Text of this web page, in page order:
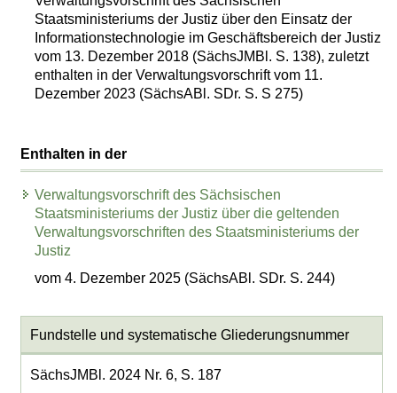
Staatsministeriums der Justiz über den Einsatz der
Informationstechnologie im Geschäftsbereich der Justiz
vom 13. Dezember 2018 (SächsJMBl. S. 138), zuletzt
enthalten in der Verwaltungsvorschrift vom 11.
Dezember 2023 (SächsABl. SDr. S. S 275)
Enthalten in der
Verwaltungsvorschrift des Sächsischen
Staatsministeriums der Justiz über die geltenden
Verwaltungsvorschriften des Staatsministeriums der
Justiz
vom 4. Dezember 2025 (SächsABl. SDr. S. 244)
Fundstelle und systematische Gliederungsnummer
SächsJMBl. 2024 Nr. 6, S. 187